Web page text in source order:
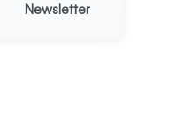
Newsletter